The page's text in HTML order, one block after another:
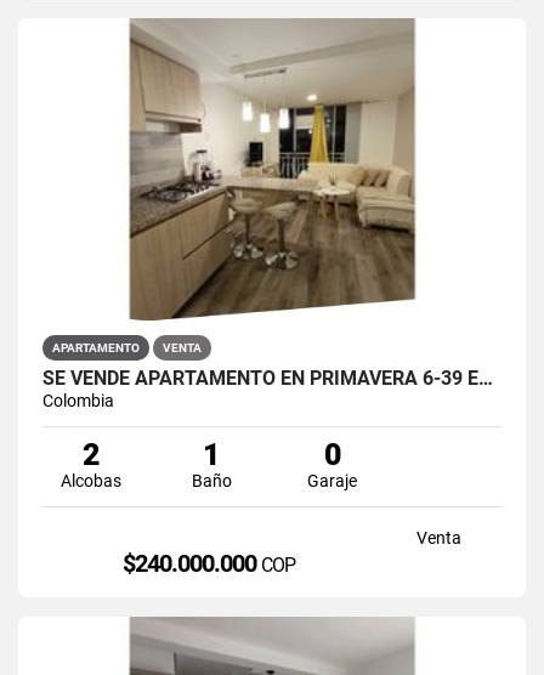
APARTAMENTO VENTA
SE VENDE APARTAMENTO EN PRIMAVERA 6-39 ET 2 PUENTE ARANDA
Colombia
2
Alcobas
1
Baño
0
Garaje
Venta
$240.000.000 COP